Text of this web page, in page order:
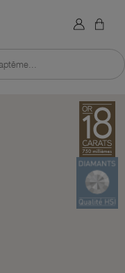
Retour à l'accueil du site
×